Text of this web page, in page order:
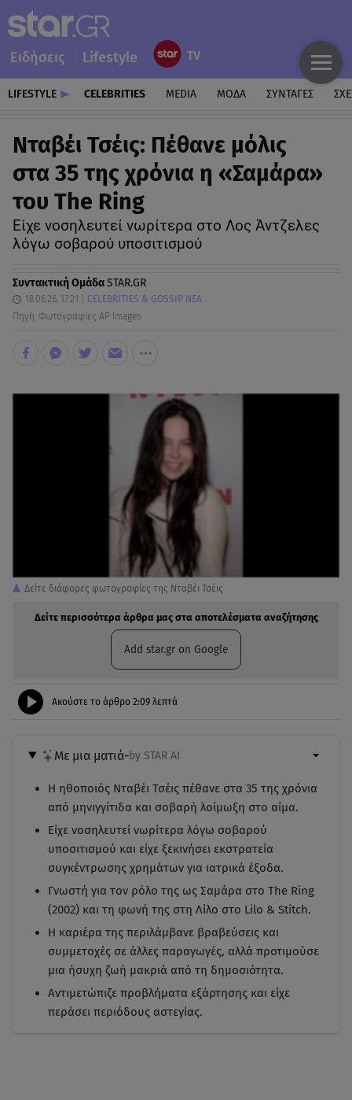
Ειδήσεις Lifestyle
LIFESTYLE CELEBRITIES MEDIA ΜΟΔΑ ΣΥΝΤΑΓΕΣ
Νταβέι Τσέις: Πέθανε μόλις
στα 35 της χρόνια η «Σαμάρα»
του The Ring
Είχε νοσηλευτεί νωρίτερα στο Λος Άντζελες
λόγω σοβαρού υποσιτισμού
Συντακτική ΟμάδαSTAR.GR
18.06.26, 17:21
CELEBRITIES & GOSSIP ΝΕΑ
Πηγή: Φωτογραφίες AP Images
Δείτε διάφορες φωτογραφίες της Νταβέι Τσέις
Δείτε περισσότερα άρθρα μας στα αποτελέσματα αναζήτησης
Add star.gr on Google
Ακούστε το άρθρο 2:09 λεπτά
Με μια ματιά-by STAR AI
Η ηθοποιός Νταβέι Τσέις πέθανε στα 35 της χρόνια
από μηνιγγίτιδα και σοβαρή λοίμωξη στο αίμα.
Είχε νοσηλευτεί νωρίτερα λόγω σοβαρού
υποσιτισμού και είχε ξεκινήσει εκστρατεία
συγκέντρωσης χρημάτων για ιατρικά έξοδα.
Γνωστή για τον ρόλο της ως Σαμάρα στο The Ring
(2002) και τη φωνή της στη Λίλο στο Lilo & Stitch.
Η καριέρα της περιλάμβανε βραβεύσεις και
συμμετοχές σε άλλες παραγωγές, αλλά προτιμούσε
μια ήσυχη ζωή μακριά από τη δημοσιότητα.
Αντιμετώπιζε προβλήματα εξάρτησης και είχε
περάσει περιόδους αστεγίας.